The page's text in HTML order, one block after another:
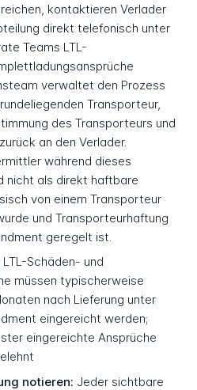
kontaktieren Verlader
direkt telefonisch unter
Teams LTL-
verwaltet den Prozess
Transporteur,
des Transporteurs und
an den Verlader.
während dieses
nicht als direkt haftbare
von einem Transporteur
und Transporteurhaftung
geregelt ist.
LTL-Schäden- und
müssen typischerweise
nach Lieferung unter
eingereicht werden;
eingereichte Ansprüche
notieren: Jeder sichtbare